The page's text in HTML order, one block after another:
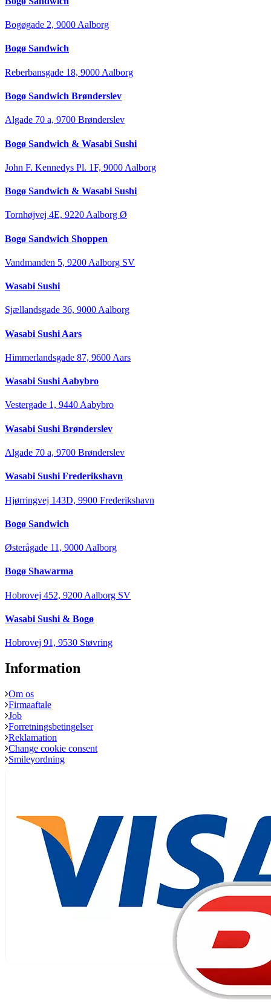
Bogøgade 2, 9000 Aalborg
Bogø Sandwich
Reberbansgade 18, 9000 Aalborg
Bogø Sandwich Brønderslev
Algade 70 a, 9700 Brønderslev
Bogø Sandwich & Wasabi Sushi
John F. Kennedys Pl. 1F, 9000 Aalborg
Bogø Sandwich & Wasabi Sushi
Tornhøjvej 4E, 9220 Aalborg Ø
Bogø Sandwich Shoppen
Vandmanden 5, 9200 Aalborg SV
Wasabi Sushi
Sjællandsgade 36, 9000 Aalborg
Wasabi Sushi Aars
Himmerlandsgade 87, 9600 Aars
Wasabi Sushi Aabybro
Vestergade 1, 9440 Aabybro
Wasabi Sushi Brønderslev
Algade 70 a, 9700 Brønderslev
Wasabi Sushi Frederikshavn
Hjørringvej 143D, 9900 Frederikshavn
Bogø Sandwich
Østerågade 11, 9000 Aalborg
Bogø Shawarma
Hobrovej 452, 9200 Aalborg SV
Wasabi Sushi & Bogø
Hobrovej 91, 9530 Støvring
Information
Om os
Firmaaftale
Job
Forretningsbetingelser
Reklamation
Change cookie consent
Smileyordning